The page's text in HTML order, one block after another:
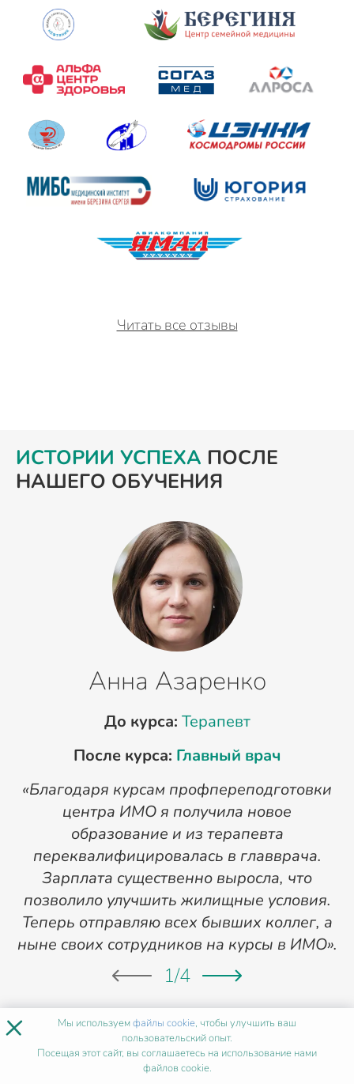
Читать все отзывы
ИСТОРИИ УСПЕХА ПОСЛЕ
НАШЕГО ОБУЧЕНИЯ
Анна Азаренко
До курса: Терапевт
После курса: Главный врач
«Благодаря курсам профпереподготовки
центра ИМО я получила новое
образование и из терапевта
переквалифицировалась в главврача.
Зарплата существенно выросла, что
позволило улучшить жилищные условия.
Теперь отправляю всех бывших коллег, а
ныне своих сотрудников на курсы в ИМО».
1/4
ХОЧУ ТАК ЖЕ
× Мы используемфайлы cookie, чтобы улучшить ваш
пользовательский опыт.
Посещая этот сайт, вы соглашаетесь на использование нами
файлов cookie.